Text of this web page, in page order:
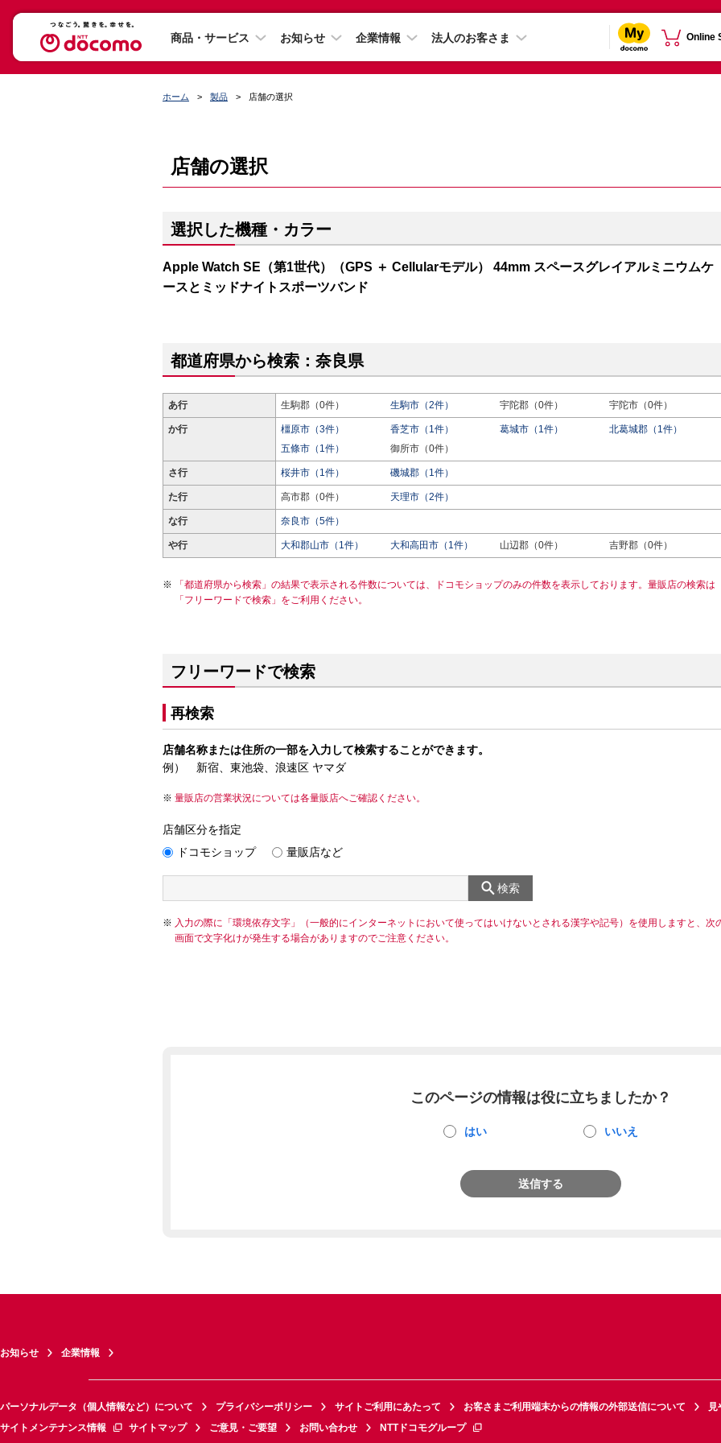
商品・サービス お知らせ 企業情報 法人のお客さま Online
ホーム 製品 店舗の選択
店舗の選択
選択した機種・カラー
Apple Watch SE（第1世代）（GPS ＋ Cellularモデル） 44mm スペースグレイアルミニウムケ
ースとミッドナイトスポーツバンド
都道府県から検索：奈良県
あ行 生駒郡（0件） 生駒市（2件） 宇陀郡（0件） 宇陀市（0件）
か行 橿原市（3件） 香芝市（1件） 葛城市（1件）
北葛城郡（1件）
五條市（1件）
御所市（0件）
さ行 桜井市（1件） 磯城郡（1件）
た行 高市郡（0件） 天理市（2件）
な行 奈良市（5件）
や行 大和郡山市（1件） 大和高田市（1件） 山辺郡（0件） 吉野郡（0件）
「都道府県から検索」の結果で表示される件数については、ドコモショップのみの件数を表示しております。量販店の検索は
「フリーワードで検索」をご利用ください。
フリーワードで検索
再検索
店舗名称または住所の一部を入力して検索することができます。
例） 新宿、東池袋、浪速区 ヤマダ
量販店の営業状況については各量販店へご確認ください。
店舗区分を指定
ドコモショップ
量販店など
検索
入力の際に「環境依存文字」（一般的にインターネットにおいて使ってはいけないとされる漢字や記号）を使用しますと、次
画面で文字化けが発生する場合がありますのでご注意ください。
このページの情報は役に立ちましたか？
はい いいえ
送信する
お知らせ 企業情報
パーソナルデータ（個人情報など）について プライバシーポリシー サイトご利用にあたって お客さまご利用端末からの情報の外部送信について
見
サイトメンテナンス情報
サイトマップ ご意見・ご要望 お問い合わせ NTTドコモグループ